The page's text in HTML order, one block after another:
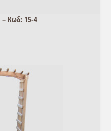
– Κωδ: 15-4